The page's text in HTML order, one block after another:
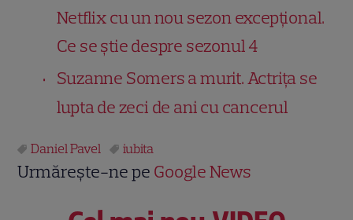
Netflix cu un nou sezon excepțional.
Ce se știe despre sezonul 4
Suzanne Somers a murit. Actrița se
lupta de zeci de ani cu cancerul
Daniel Pavel iubita
Urmărește-ne pe Google News